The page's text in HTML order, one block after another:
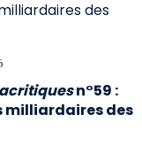
n°59 :
milliardaires des